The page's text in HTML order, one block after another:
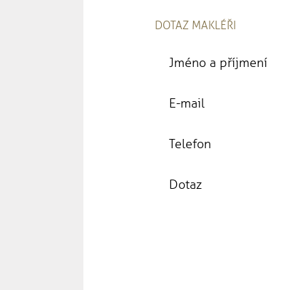
DOTAZ MAKLÉŘI
Jméno a příjmení
E-mail
Telefon
Dotaz